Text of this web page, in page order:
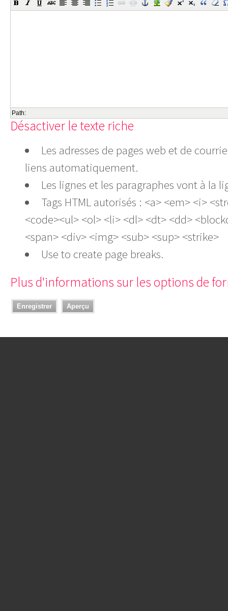
Path:
Désactiver le texte riche
Les adresses de pages web et de
liens automatiquement.
Les lignes et les paragraphes vont à la
Tags HTML autorisés : <a> <em> <i>
<code><ul> <ol> <li> <dl> <dt> <dd>
<span> <div> <img> <sub> <sup> <strike>
Use to create page breaks.
Plus d'informations sur les options de